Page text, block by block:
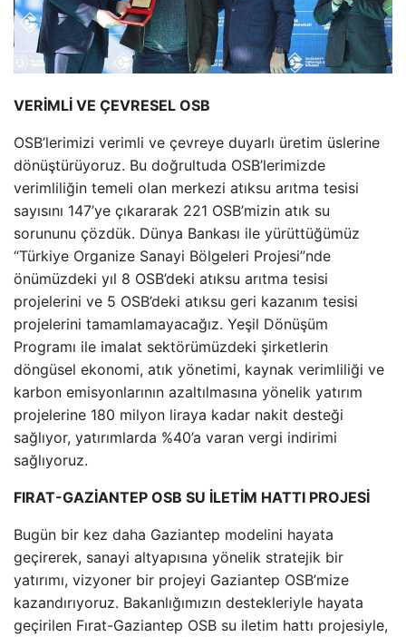
VERİMLİ VE ÇEVRESEL OSB
OSB’lerimizi verimli ve çevreye duyarlı üretim üslerine
dönüştürüyoruz. Bu doğrultuda OSB’lerimizde
verimliliğin temeli olan merkezi atıksu arıtma tesisi
sayısını 147’ye çıkararak 221 OSB’mizin atık su
sorununu çözdük. Dünya Bankası ile yürüttüğümüz
“Türkiye Organize Sanayi Bölgeleri Projesi”nde
önümüzdeki yıl 8 OSB’deki atıksu arıtma tesisi
projelerini ve 5 OSB’deki atıksu geri kazanım tesisi
projelerini tamamlamayacağız. Yeşil Dönüşüm
Programı ile imalat sektörümüzdeki şirketlerin
döngüsel ekonomi, atık yönetimi, kaynak verimliliği ve
karbon emisyonlarının azaltılmasına yönelik yatırım
projelerine 180 milyon liraya kadar nakit desteği
sağlıyor, yatırımlarda %40’a varan vergi indirimi
sağlıyoruz.
FIRAT-GAZİANTEP OSB SU İLETİM HATTI PROJESİ
Bugün bir kez daha Gaziantep modelini hayata
geçirerek, sanayi altyapısına yönelik stratejik bir
yatırımı, vizyoner bir projeyi Gaziantep OSB’mize
kazandırıyoruz. Bakanlığımızın destekleriyle hayata
geçirilen Fırat-Gaziantep OSB su iletim hattı projesiyle,